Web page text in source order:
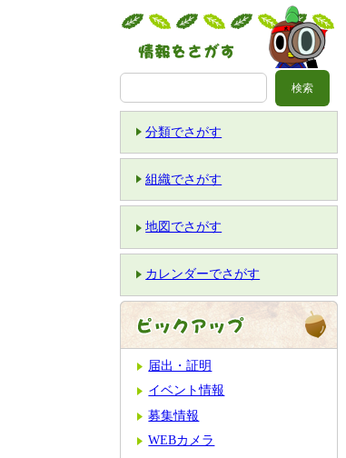
分類でさがす
組織でさがす
地図でさがす
カレンダーでさがす
届出・証明
イベント情報
募集情報
WEBカメラ